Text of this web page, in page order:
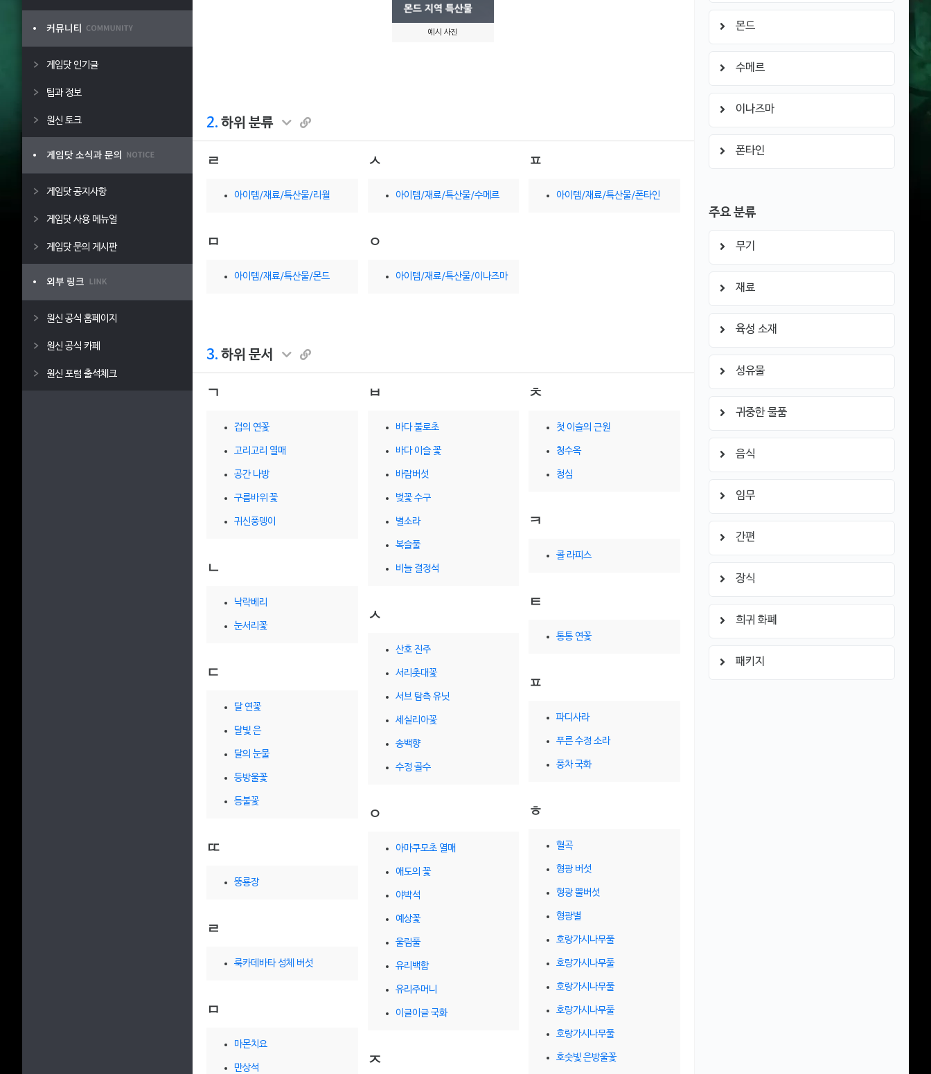
게임닷 인기글
팁과 정보
원신 토크
게임닷 공지사항
게임닷 사용 메뉴얼
게임닷 문의 게시판
원신 공식 홈페이지
원신 공식 카페
원신 포럼 출석체크
예시 사진
2. 하위 분류
ㄹ
아이템/재료/특산물/리월
ㅁ
아이템/재료/특산물/몬드
ㅅ
아이템/재료/특산물/수메르
ㅇ
아이템/재료/특산물/이나즈마
ㅍ
아이템/재료/특산물/폰타인
3. 하위 문서
ㄱ
겁의 연꽃
고리고리 열매
공간 나방
구름바위 꽃
귀신풍뎅이
ㄴ
낙락베리
눈서리꽃
ㄷ
달 연꽃
달빛 은
달의 눈물
등방울꽃
등불꽃
ㄸ
뚱룡장
ㄹ
룩카데바타 성체 버섯
ㅁ
마몬치요
만상석
ㅂ
바다 불로초
바다 이슬 꽃
바람버섯
벚꽃 수구
별소라
복슬풀
비늘 결정석
ㅅ
산호 진주
서리촛대꽃
서브 탐측 유닛
세실리아꽃
송백향
수정 골수
ㅇ
아마쿠모초 열매
애도의 꽃
야박석
예상꽃
울림풀
유리백합
유리주머니
이글이글 국화
ㅈ
ㅊ
첫 이슬의 근원
청수옥
청심
ㅋ
콜 라피스
ㅌ
통통 연꽃
ㅍ
파디사라
푸른 수정 소라
풍차 국화
ㅎ
혈곡
형광 버섯
형광 뿔버섯
형광별
호랑가시나무풀
호랑가시나무풀
호랑가시나무풀
호랑가시나무풀
호랑가시나무풀
호숫빛 은방울꽃
몬드
수메르
이나즈마
폰타인
주요 분류
무기
재료
육성 소재
성유물
귀중한 물품
음식
임무
간편
장식
희귀 화폐
패키지